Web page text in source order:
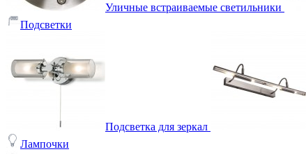
Уличные встраиваемые светильники
Подсветки
Подсветка для зеркал
Лампочки